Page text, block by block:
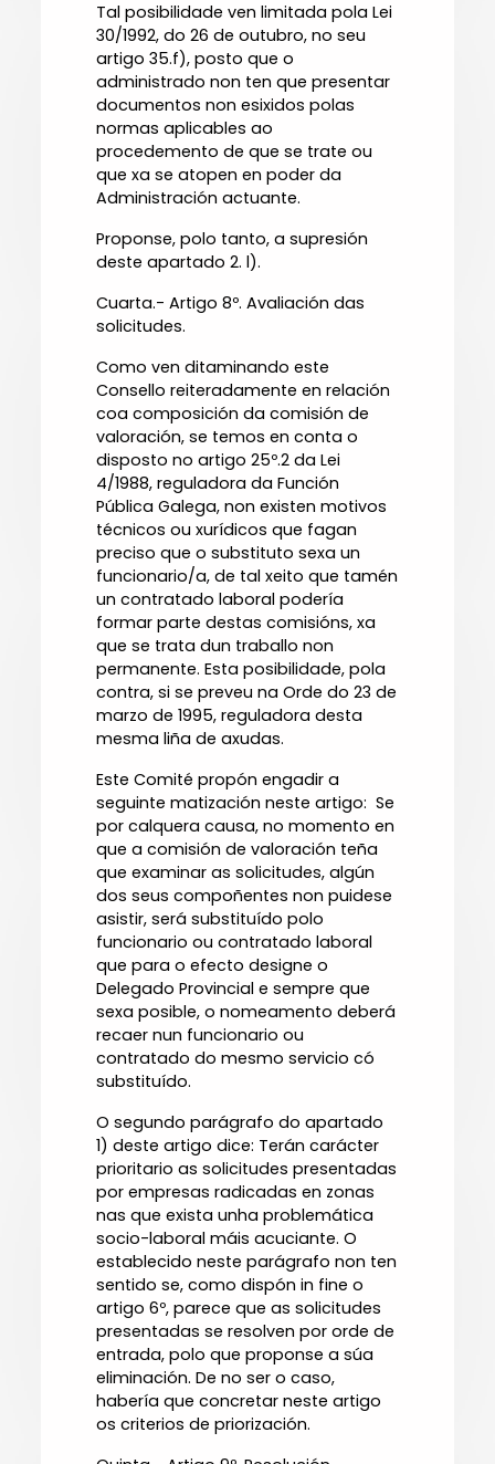
Tal posibilidade ven limitada pola Lei
30/1992, do 26 de outubro, no seu
artigo 35.f), posto que o
administrado non ten que presentar
documentos non esixidos polas
normas aplicables ao
procedemento de que se trate ou
que xa se atopen en poder da
Administración actuante.
Proponse, polo tanto, a supresión
deste apartado 2. l).
Cuarta.- Artigo 8º. Avaliación das
solicitudes.
Como ven ditaminando este
Consello reiteradamente en relación
coa composición da comisión de
valoración, se temos en conta o
disposto no artigo 25º.2 da Lei
4/1988, reguladora da Función
Pública Galega, non existen motivos
técnicos ou xurídicos que fagan
preciso que o substituto sexa un
funcionario/a, de tal xeito que tamén
un contratado laboral podería
formar parte destas comisións, xa
que se trata dun traballo non
permanente. Esta posibilidade, pola
contra, si se preveu na Orde do 23 de
marzo de 1995, reguladora desta
mesma liña de axudas.
Este Comité propón engadir a
seguinte matización neste artigo:  Se
por calquera causa, no momento en
que a comisión de valoración teña
que examinar as solicitudes, algún
dos seus compoñentes non puidese
asistir, será substituído polo
funcionario ou contratado laboral
que para o efecto designe o
Delegado Provincial e sempre que
sexa posible, o nomeamento deberá
recaer nun funcionario ou
contratado do mesmo servicio có
substituído.
O segundo parágrafo do apartado
1) deste artigo dice: Terán carácter
prioritario as solicitudes presentadas
por empresas radicadas en zonas
nas que exista unha problemática
socio-laboral máis acuciante. O
establecido neste parágrafo non ten
sentido se, como dispón in fine o
artigo 6º, parece que as solicitudes
presentadas se resolven por orde de
entrada, polo que proponse a súa
eliminación. De no ser o caso,
habería que concretar neste artigo
os criterios de priorización.